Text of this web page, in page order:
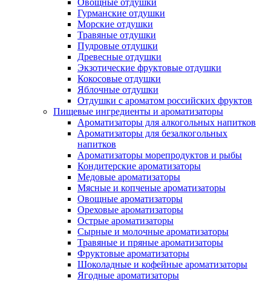
Овощные отдушки
Гурманские отдушки
Морские отдушки
Травяные отдушки
Пудровые отдушки
Древесные отдушки
Экзотические фруктовые отдушки
Кокосовые отдушки
Яблочные отдушки
Отдушки с ароматом российских фруктов
Пищевые ингредиенты и ароматизаторы
Ароматизаторы для алкогольных напитков
Ароматизаторы для безалкогольных
напитков
Ароматизаторы морепродуктов и рыбы
Кондитерские ароматизаторы
Медовые ароматизаторы
Мясные и копченые ароматизаторы
Овощные ароматизаторы
Ореховые ароматизаторы
Острые ароматизаторы
Сырные и молочные ароматизаторы
Травяные и пряные ароматизаторы
Фруктовые ароматизаторы
Шоколадные и кофейные ароматизаторы
Ягодные ароматизаторы